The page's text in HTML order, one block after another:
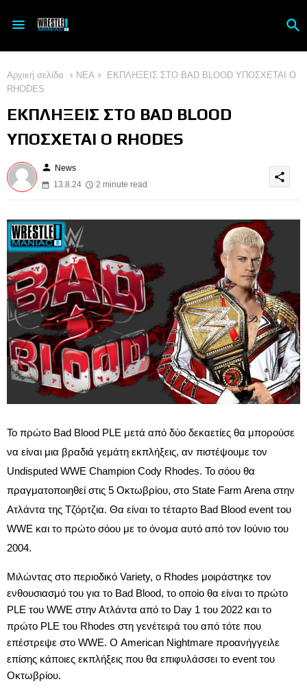
Αρχική σελίδα ΝΕΑ
ΕΚΠΛΗΞΕΙΣ ΣΤΟ BAD BLOOD ΥΠΟΣΧΕΤΑΙ Ο
RHODES
ΕΚΠΛΗΞΕΙΣ ΣΤΟ BAD BLOOD
ΥΠΟΣΧΕΤΑΙ Ο RHODES
person News
13.8.24
2 minute read
share
Το πρώτο Bad Blood PLE μετά από δύο δεκαετίες θα μπορούσε
να είναι μια βραδιά γεμάτη εκπλήξεις, αν πιστέψουμε τον
Undisputed WWE Champion Cody Rhodes. Το σόου θα
πραγματοποιηθεί στις 5 Οκτωβρίου, στο State Farm Arena στην
Ατλάντα της Τζόρτζια. Θα είναι το τέταρτο Bad Blood event του
WWE και το πρώτο σόου με το όνομα αυτό από τον Ιούνιο του
2004.
Μιλώντας στο περιοδικό Variety, ο Rhodes μοιράστηκε τον
ενθουσιασμό του για το Bad Blood, το οποίο θα είναι το πρώτο
PLE του WWE στην Ατλάντα από το Day 1 του 2022 και το
πρώτο PLE του Rhodes στη γενέτειρά του από τότε που
επέστρεψε στο WWE. Ο American Nightmare προανήγγειλε
επίσης κάποιες εκπλήξεις που θα επιφυλάσσει το event του
Οκτωβρίου.